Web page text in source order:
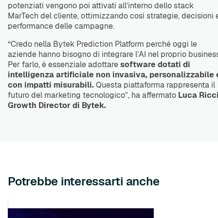
potenziati vengono poi attivati all’interno dello stack
MarTech del cliente, ottimizzando così strategie, decisioni
performance delle campagne.
“Credo nella Bytek Prediction Platform perché oggi le
aziende hanno bisogno di integrare l’AI nel proprio
Per farlo, è essenziale adottaresoftware dotati di
intelligenza artificiale non invasiva, personalizzabile
con impatti misurabili.Questa piattaforma rappresenta il
futuro del marketing tecnologico”, ha affermato Luca
Growth Director di Bytek.
Potrebbe interessarti anche